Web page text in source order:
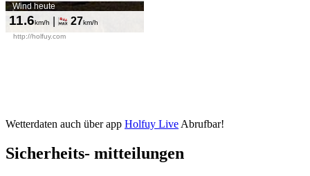
Wetterdaten auch über app Holfuy Live Abrufbar!
Sicherheits- mitteilungen